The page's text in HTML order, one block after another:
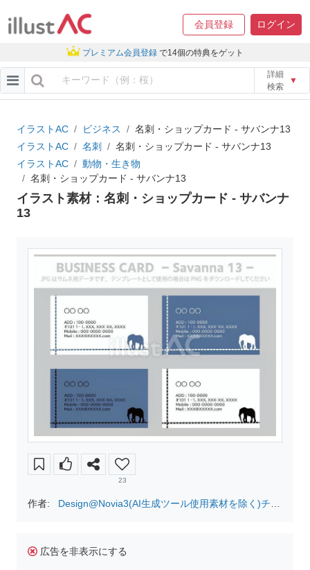
会員登録 ログイン
プレミアム会員登録 で14個の特典をゲット
詳細
検索
▼
イラストAC ビジネス
名刺・ショップカード - サバンナ13
イラストAC
名刺
名刺・ショップカード - サバンナ13
イラストAC
動物・生き物
名刺・ショップカード - サバンナ13
イラスト素材：名刺・ショップカード - サバンナ
13
23
作者:
Design@Novia3(AI生成ツール使用素材を除く)チェ
広告を非表示にする